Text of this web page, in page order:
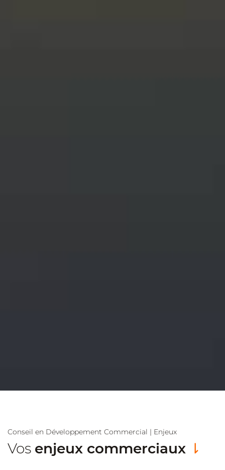
Conseil en Développement Commercial | Enjeux
Vos enjeux commerciaux ⇂